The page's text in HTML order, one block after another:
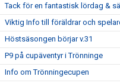
Tack för en fantastisk lördag &
Viktig Info till föräldrar och
Höstsäsongen börjar v.31
P9 på cupäventyr i Trönninge
Info om Trönningecupen